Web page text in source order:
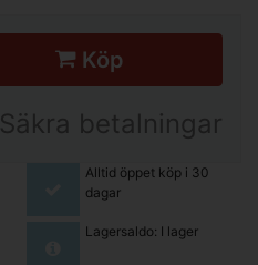
Köp
Säkra betalningar
Alltid öppet köp i 30
dagar
Lagersaldo: I lager